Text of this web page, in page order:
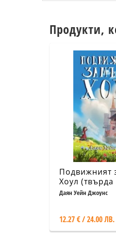
Продукти,
Подвижният
Хоул
Даян Уейн Джоунс
12.27 € / 24.00 ЛВ.